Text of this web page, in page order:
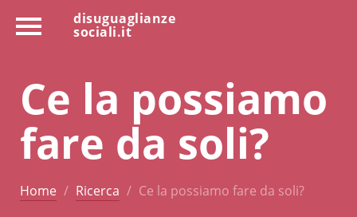
disuguaglianze
sociali.it
Ce la possiamo
fare da soli?
Home Ricerca Ce la possiamo fare da soli?